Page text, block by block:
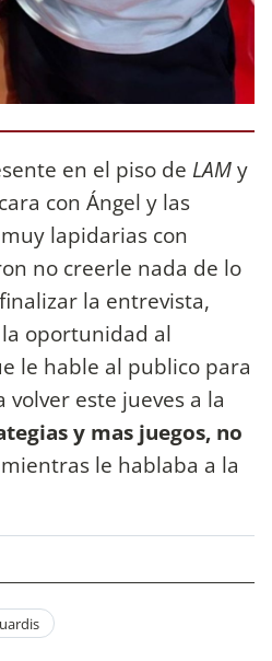
en el piso de LAMy
con Ángel y las
lapidarias con
no creerle nada de lo
la entrevista,
oportunidad al
le hable al publico para
este jueves a la
y mas juegos, no
le hablaba a la